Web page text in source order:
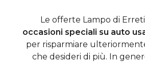
Le offerte Lampo di
occasioni speciali su auto
per risparmiare
che desideri di più. In